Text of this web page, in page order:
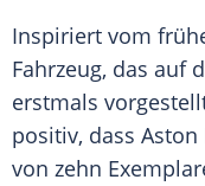
Inspiriert vom
Fahrzeug, das auf
erstmals
positiv, dass Aston
von zehn